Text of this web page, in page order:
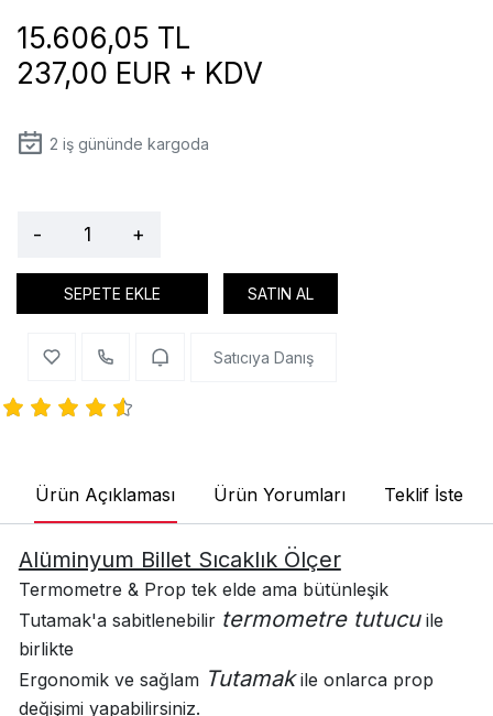
237,00 EUR + KDV
15.606,05 TL
2 iş gününde kargoda
- +
SEPETE EKLE SATIN AL
Satıcıya Danış
Ürün Açıklaması Ürün Yorumları Teklif İste
Alüminyum Billet Sıcaklık Ölçer
Termometre & Prop tek elde ama bütünleşik
Tutamak'a sabitlenebilir termometre tutucuile
birlikte
Ergonomik ve sağlam Tutamakile onlarca prop
değişimi yapabilirsiniz.